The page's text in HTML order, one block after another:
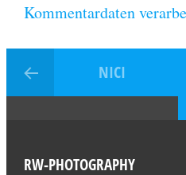
Kommentardaten
NICI
RW-PHOTOGRAPHY